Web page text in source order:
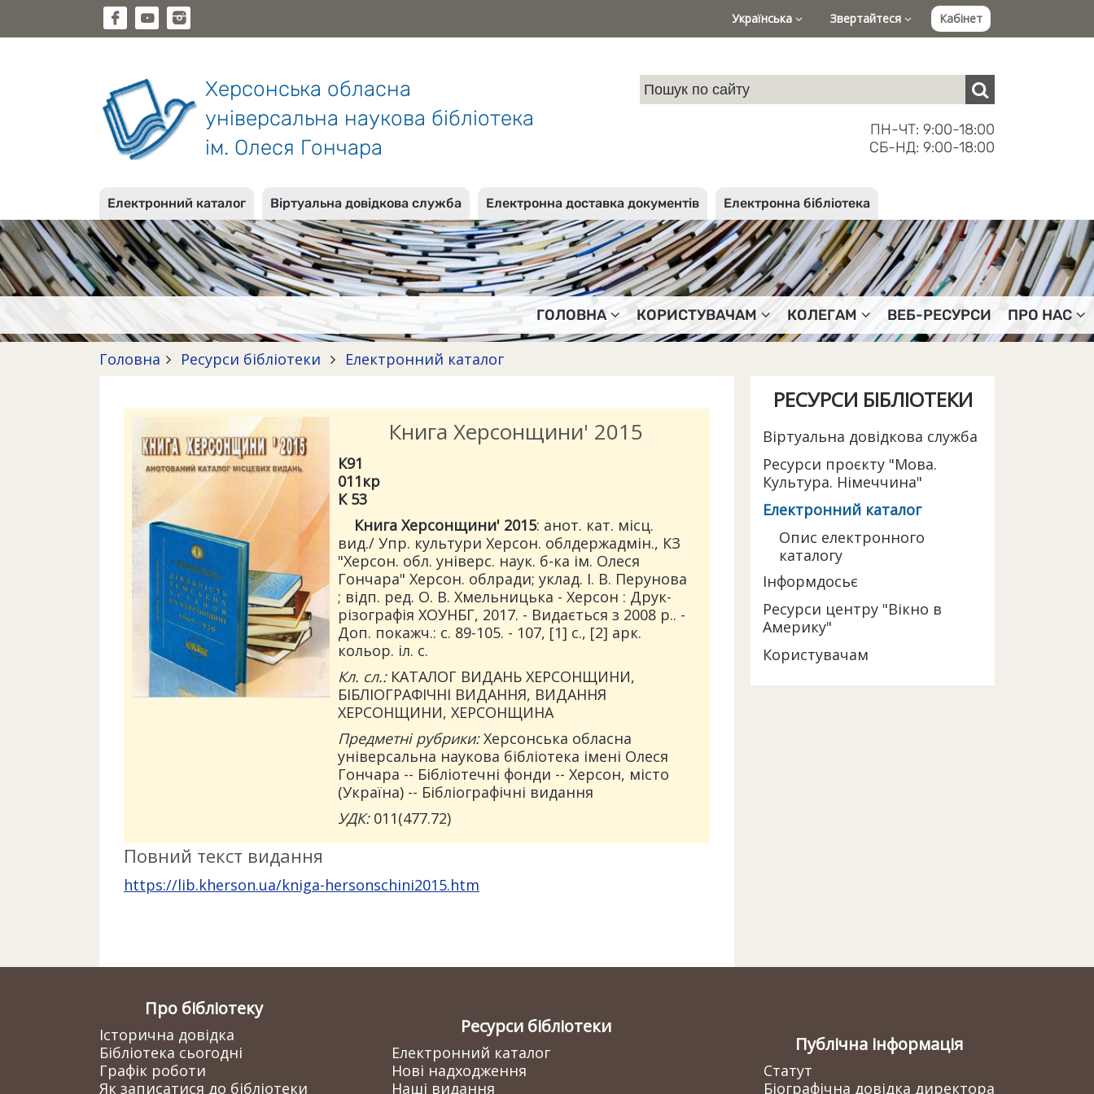
Українська Звертайтеся Кабінет
Херсонська обласна
універсальна наукова бібліотека
ім. Олеся Гончара
ПН-ЧТ: 9:00-18:00
СБ-НД: 9:00-18:00
Електронний каталог Віртуальна довідкова служба Електронна доставка документів Електронна бібліотека
ГОЛОВНА КОРИСТУВАЧАМ КОЛЕГАМ ВЕБ-РЕСУРСИ ПРО НАС
Головна Ресурси бібліотеки Електронний каталог
Книга Херсонщини' 2015
К91
011кр
К 53
Книга Херсонщини' 2015: анот. кат. місц.
вид./ Упр. культури Херсон. облдержадмін., КЗ
"Херсон. обл. універс. наук. б-ка ім. Олеся
Гончара" Херсон. облради; уклад. І. В. Перунова
; відп. ред. О. В. Хмельницька - Херсон : Друк-
різографія ХОУНБГ, 2017. - Видається з 2008 р.. -
Доп. покажч.: с. 89-105. - 107, [1] с., [2] арк.
кольор. іл. с.
Кл. сл.:КАТАЛОГ ВИДАНЬ ХЕРСОНЩИНИ,
БІБЛІОГРАФІЧНІ ВИДАННЯ, ВИДАННЯ
ХЕРСОНЩИНИ, ХЕРСОНЩИНА
Предметні рубрики:Херсонська обласна
універсальна наукова бібліотека імені Олеся
Гончара -- Бібліотечні фонди -- Херсон, місто
(Україна) -- Бібліографічні видання
УДК:011(477.72)
Повний текст видання
https://lib.kherson.ua/kniga-hersonschini2015.htm
РЕСУРСИ БІБЛІОТЕКИ
Віртуальна довідкова служба
Ресурси проєкту "Мова.
Культура. Німеччина"
Електронний каталог
Опис електронного
каталогу
Інформдосьє
Ресурси центру "Вікно в
Америку"
Користувачам
Про бібліотеку
Історична довідка
Бібліотека сьогодні
Графік роботи
Як записатися до бібліотеки
Ресурси бібліотеки
Електронний каталог
Нові надходження
Наші видання
Публічна інформація
Статут
Біографічна довідка директора